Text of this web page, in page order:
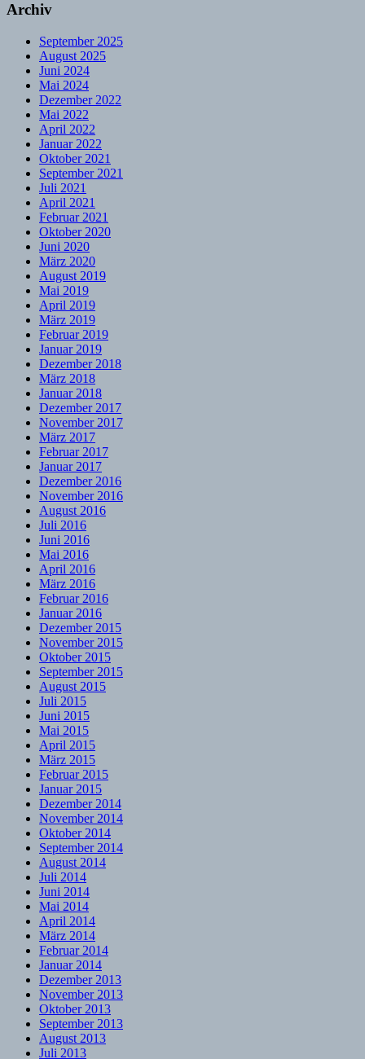
Archiv
September 2025
August 2025
Juni 2024
Mai 2024
Dezember 2022
Mai 2022
April 2022
Januar 2022
Oktober 2021
September 2021
Juli 2021
April 2021
Februar 2021
Oktober 2020
Juni 2020
März 2020
August 2019
Mai 2019
April 2019
März 2019
Februar 2019
Januar 2019
Dezember 2018
März 2018
Januar 2018
Dezember 2017
November 2017
März 2017
Februar 2017
Januar 2017
Dezember 2016
November 2016
August 2016
Juli 2016
Juni 2016
Mai 2016
April 2016
März 2016
Februar 2016
Januar 2016
Dezember 2015
November 2015
Oktober 2015
September 2015
August 2015
Juli 2015
Juni 2015
Mai 2015
April 2015
März 2015
Februar 2015
Januar 2015
Dezember 2014
November 2014
Oktober 2014
September 2014
August 2014
Juli 2014
Juni 2014
Mai 2014
April 2014
März 2014
Februar 2014
Januar 2014
Dezember 2013
November 2013
Oktober 2013
September 2013
August 2013
Juli 2013